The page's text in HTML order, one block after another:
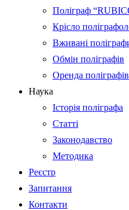
Поліграф
Крісло
Вживані
Обмін поліграфів
Оренда поліграфів
Наука
Історія поліграфа
Статті
Законодавство
Методика
Реєстр
Запитання
Контакти